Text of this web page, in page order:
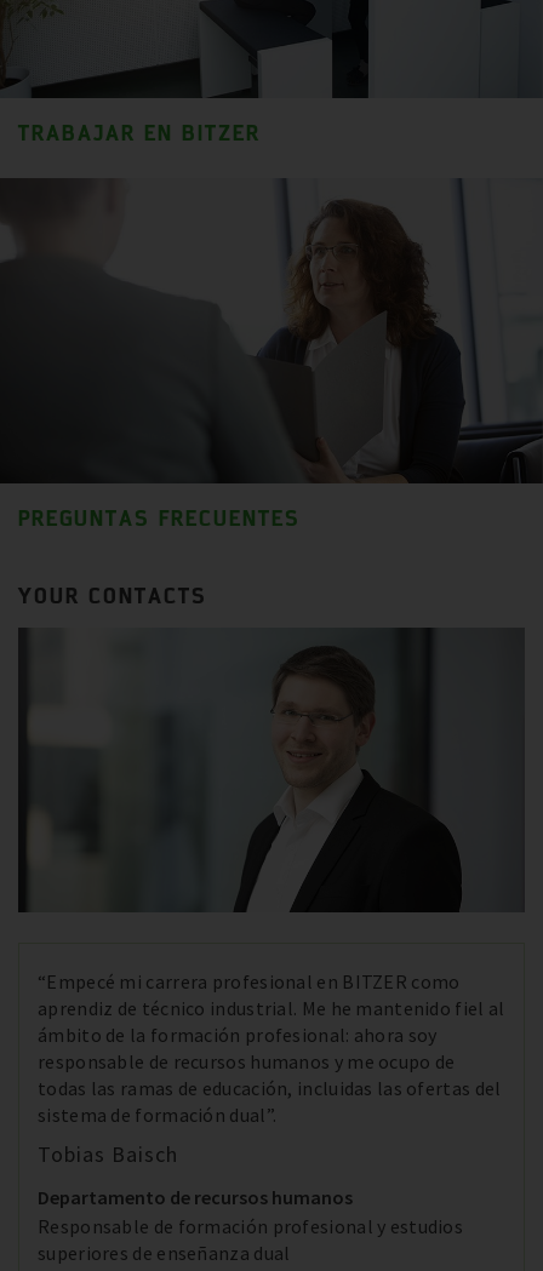
TRABAJAR EN BITZER
PREGUNTAS FRECUENTES
YOUR CONTACTS
“Empecé mi carrera profesional en BITZER como
aprendiz de técnico industrial. Me he mantenido fiel al
ámbito de la formación profesional: ahora soy
responsable de recursos humanos y me ocupo de
todas las ramas de educación, incluidas las ofertas del
sistema de formación dual”.
Tobias Baisch
Departamento de recursos humanos
Responsable de formación profesional y estudios
superiores de enseñanza dual